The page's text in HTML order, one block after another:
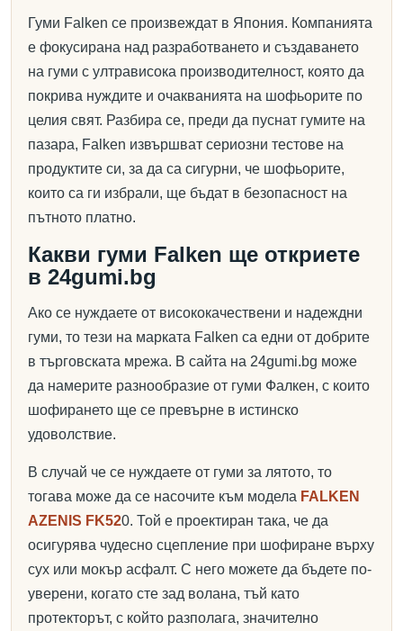
Гуми Falken се произвеждат в Япония. Компанията
е фокусирана над разработването и създаването
на гуми с ултрависока производителност, която да
покрива нуждите и очакванията на шофьорите по
целия свят. Разбира се, преди да пуснат гумите на
пазара, Falken извършват сериозни тестове на
продуктите си, за да са сигурни, че шофьорите,
които са ги избрали, ще бъдат в безопасност на
пътното платно.
Какви гуми Falken ще откриете
в 24gumi.bg
Ако се нуждаете от висококачествени и надеждни
гуми, то тези на марката Falken са едни от добрите
в търговската мрежа. В сайта на 24gumi.bg може
да намерите разнообразие от гуми Фалкен, с които
шофирането ще се превърне в истинско
удоволствие.
В случай че се нуждаете от гуми за лятото, то
тогава може да се насочите към модела FALKEN
AZENIS FK520. Той е проектиран така, че да
осигурява чудесно сцепление при шофиране върху
сух или мокър асфалт. С него можете да бъдете по-
уверени, когато сте зад волана, тъй като
протекторът, с който разполага, значително